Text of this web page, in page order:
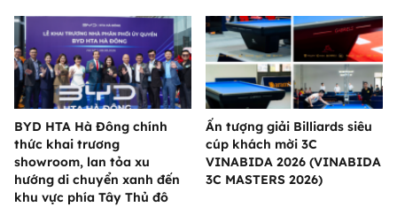
BYD HTA Hà Đông chính
thức khai trương
showroom, lan tỏa xu
hướng di chuyển xanh đến
khu vực phía Tây Thủ đô
Ấn tượng giải Billiards siêu
cúp khách mời 3C
VINABIDA 2026 (VINABIDA
3C MASTERS 2026)